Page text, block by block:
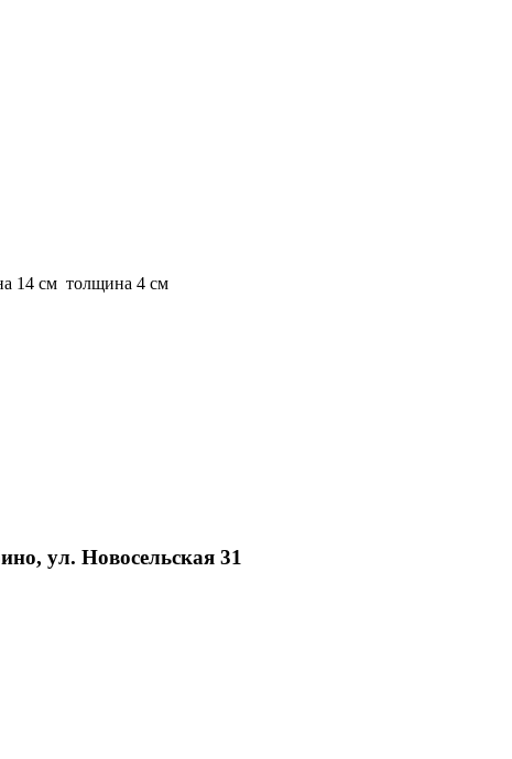
14 см толщина 4 см
ул. Новосельская 31